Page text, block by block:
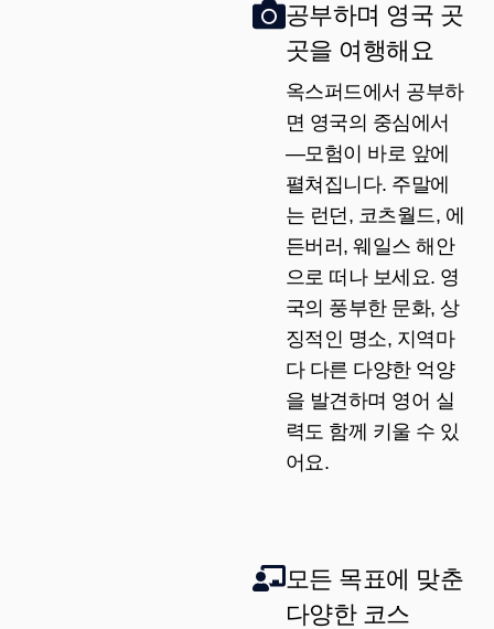
공부하며 영국 곳
곳을 여행해요
옥스퍼드에서 공부하
면 영국의 중심에서
—모험이 바로 앞에
펼쳐집니다. 주말에
는 런던, 코츠월드, 에
든버러, 웨일스 해안
으로 떠나 보세요. 영
국의 풍부한 문화, 상
징적인 명소, 지역마
다 다른 다양한 억양
을 발견하며 영어 실
력도 함께 키울 수 있
어요.
모든 목표에 맞춘
다양한 코스